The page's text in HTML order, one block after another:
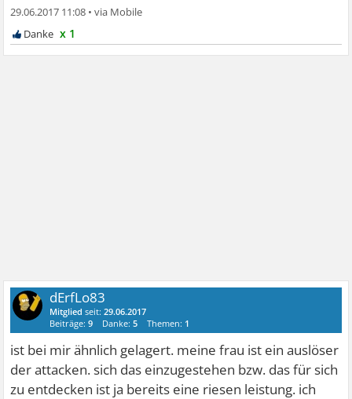
29.06.2017 11:08 •
x 1
dErfLo83
Mitglied seit:29.06.2017
Beiträge:9 Danke:5 Themen: 1
ist bei mir ähnlich gelagert. meine frau ist ein auslöser
der attacken. sich das einzugestehen bzw. das für sich
zu entdecken ist ja bereits eine riesen leistung. ich